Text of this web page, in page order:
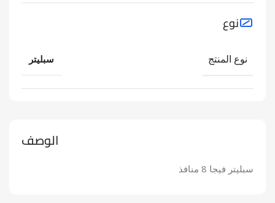
الوصف
سبليتر فيجا 8 منافذ
نوع
نوع المنتج سبليتر